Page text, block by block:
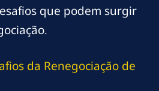
que podem surgir
da Renegociação de